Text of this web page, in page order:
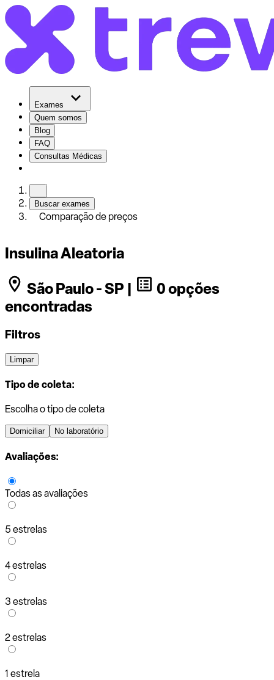
Exames
Quem somos
Blog
FAQ
Consultas Médicas
Buscar exames
Comparação de preços
Insulina Aleatoria
São Paulo - SP |
0 opções
encontradas
Filtros
Limpar
Tipo de coleta:
Escolha o tipo de coleta
Domiciliar No laboratório
Avaliações:
Todas as avaliações
5 estrelas
4 estrelas
3 estrelas
2 estrelas
1 estrela